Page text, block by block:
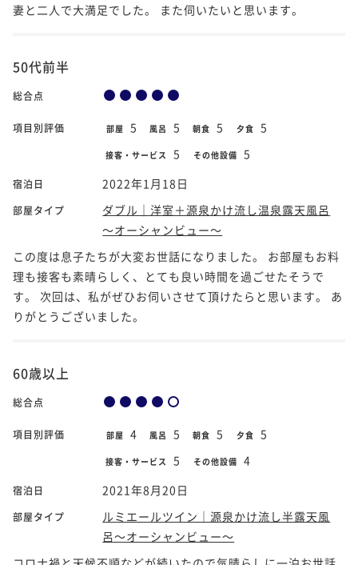
妻と二人で大満足でした。 また伺いたいと思います。
50代前半
総合点
項目別評価 部屋 5 風呂 5 朝食 5 夕食 5
接客・サービス 5 その他設備 5
宿泊日 2022年1月18日
部屋タイプ
ダブル｜洋室＋源泉かけ流し温泉露天風呂
～オーシャンビュー～
この度は息子たちが大変お世話になりました。 お部屋もお料
理も接客も素晴らしく、とても良い時間を過ごせたそうで
す。 次回は、私がぜひお伺いさせて頂けたらと思います。 あ
りがとうございました。
60歳以上
総合点
項目別評価 部屋 4 風呂 5 朝食 5 夕食 5
接客・サービス 5 その他設備 4
宿泊日 2021年8月20日
部屋タイプ
ルミエールツイン｜源泉かけ流し半露天風
呂～オーシャンビュー～